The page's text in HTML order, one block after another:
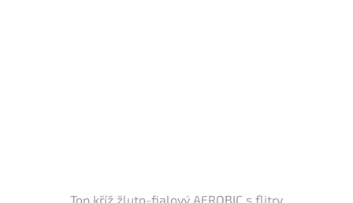
Top kříž žluto-fialový AEROBIC s flitry